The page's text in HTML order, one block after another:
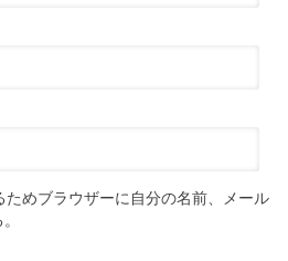
ためブラウザーに自分の名前、メール